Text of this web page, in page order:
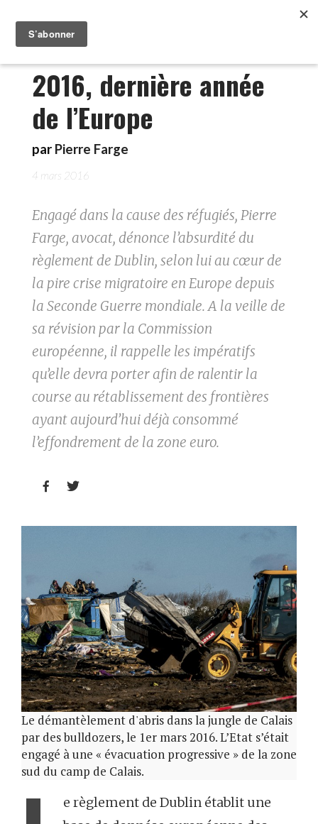
2016, dernière année
de l’Europe
par Pierre Farge
4 mars 2016
Engagé dans la cause des réfugiés, Pierre
Farge, avocat, dénonce l’absurdité du
règlement de Dublin, selon lui au cœur de
la pire crise migratoire en Europe depuis
la Seconde Guerre mondiale. A la veille de
sa révision par la Commission
européenne, il rappelle les impératifs
qu’elle devra porter afin de ralentir la
course au rétablissement des frontières
ayant aujourd’hui déjà consommé
l’effondrement de la zone euro.
 
Le démantèlement d'abris dans la jungle de Calais
par des bulldozers, le 1er mars 2016. L’Etat s’était
engagé à une « évacuation progressive » de la zone
sud du camp de Calais.
e règlement de Dublin établit une